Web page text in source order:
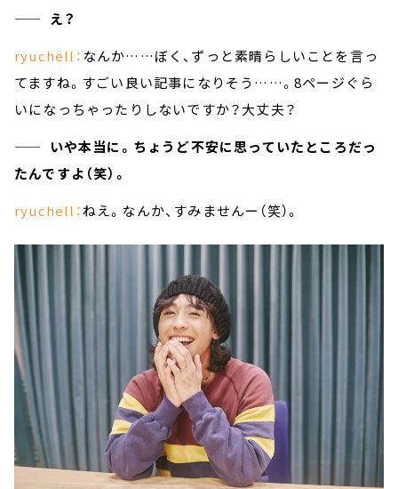
—— え？
ryuchell： なんか……ぼく、ずっと素晴らしいことを言っ
てますね。すごい良い記事になりそう……。8ページぐら
いになっちゃったりしないですか？大丈夫？
—— いや本当に。ちょうど不安に思っていたところだっ
たんですよ（笑）。
ryuchell：ねえ。なんか、すみませんー（笑）。